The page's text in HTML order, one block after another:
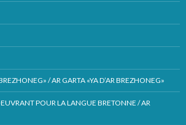
/ AR GARTA «YA D’AR BREZHONEG»
POUR LA LANGUE BRETONNE / AR